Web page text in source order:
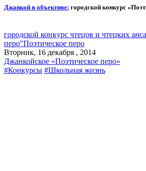
Джанкой в объективе: городской конкурс
городской конкурс чтецов и чтецких
перо"Поэтическое перо
Вторник, 16 декабря , 2014
Джанкойское «Поэтическое перо»
#Конкурсы #Школьная жизнь